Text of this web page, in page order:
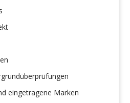
eingetragene Marken